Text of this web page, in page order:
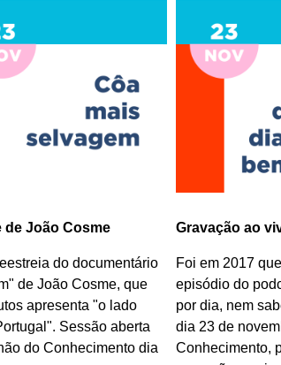
de João Cosme
do documentário
" de João Cosme, que
apresenta "o lado
Sessão aberta
do Conhecimento dia
Gravação ao
Foi em 2017
episódio do
por dia, nem
dia 23 de
Conhecimento,